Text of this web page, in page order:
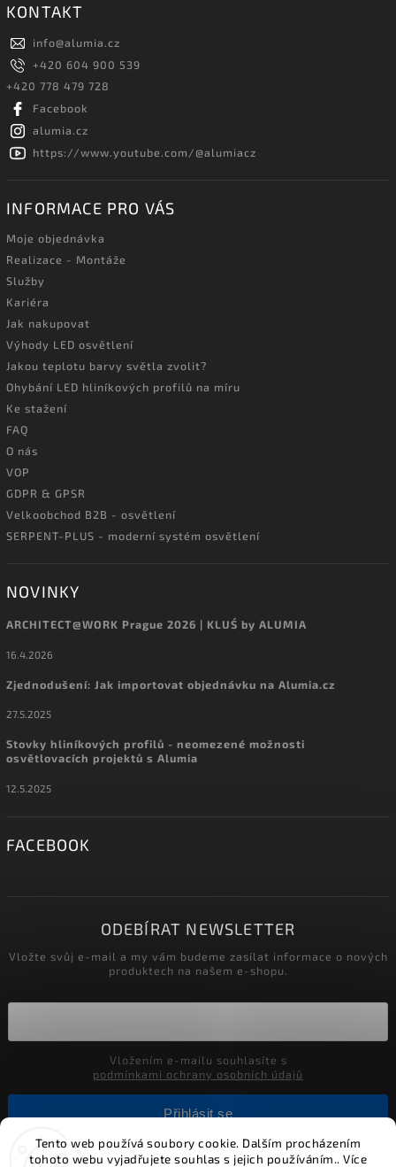
Tento web používá soubory cookie. Dalším procházením
tohoto webu vyjadřujete souhlas s jejich používáním.. Více
KONTAKT
info@alumia.cz
+420 604 900 539
+420 778 479 728
Facebook
alumia.cz
https://www.youtube.com/@alumiacz
INFORMACE PRO VÁS
Moje objednávka
Realizace - Montáže
Služby
Kariéra
Jak nakupovat
Výhody LED osvětlení
Jakou teplotu barvy světla zvolit?
Ohybání LED hliníkových profilů na míru
Ke stažení
FAQ
O nás
VOP
GDPR & GPSR
Velkoobchod B2B - osvětlení
SERPENT-PLUS - moderní systém osvětlení
NOVINKY
ARCHITECT@WORK Prague 2026 | KLUŚ by ALUMIA
16.4.2026
Zjednodušení: Jak importovat objednávku na Alumia.cz
27.5.2025
Stovky hliníkových profilů - neomezené možnosti
osvětlovacích projektů s Alumia
12.5.2025
FACEBOOK
ODEBÍRAT NEWSLETTER
Vložte svůj e-mail a my vám budeme zasílat informace o nových
produktech na našem e-shopu.
podmínkami ochrany osobních údajů
Přihlásit se